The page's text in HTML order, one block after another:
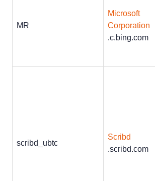
MR
Microsoft
Corporation
.c.bing.com
scribd_ubtc
Scribd
.scribd.com